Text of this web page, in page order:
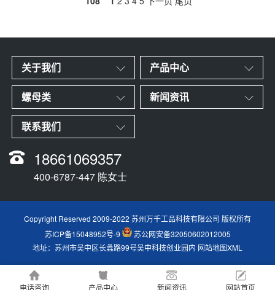
关于我们 产品中心
螺母类 新闻资讯
联系我们
18661069357
400-6787-447 陈女士
Copyright Reserved 2009-2022 苏州万千工品科技有限公司 版权所有
苏ICP备15048952号-9
苏公网安备32050602012005
地址：苏州市吴中区长蠡路99号吴中科技创业园内 网站地图XML
电话咨询 产品中心 新闻资讯 网站首页